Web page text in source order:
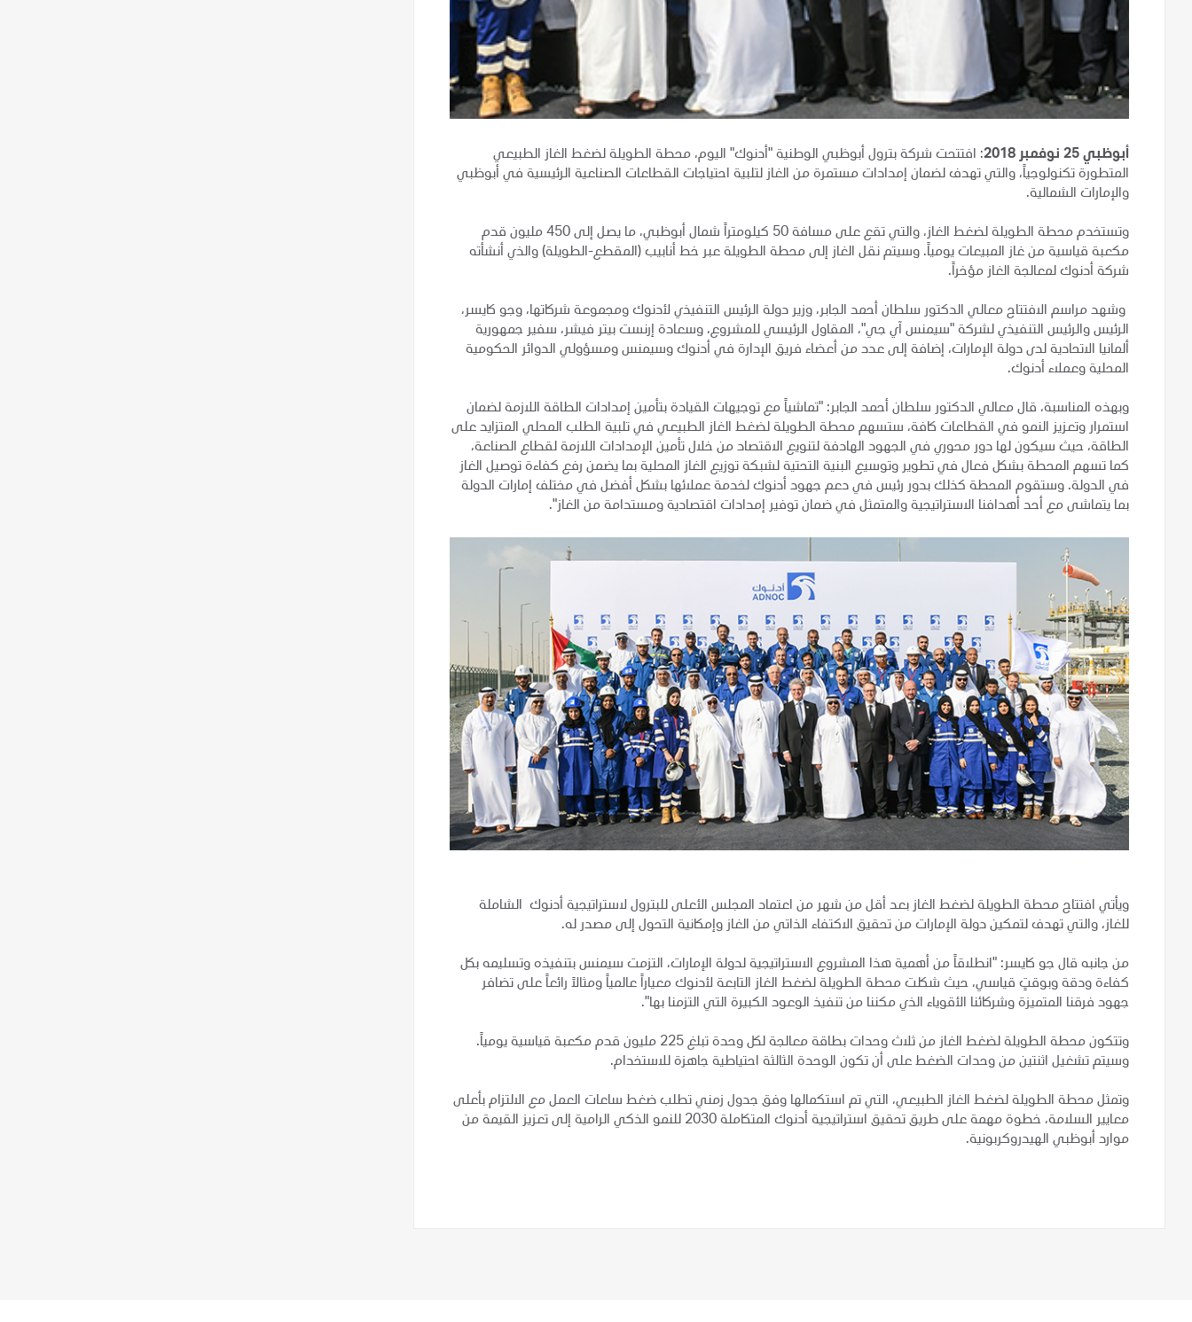
أبوظبي 25 نوفمبر 2018
: افتتحت شركة بترول أبوظبي الوطنية "أدنوك" اليوم، محطة الطويلة لضغط الغاز الطبيعي
المتطورة تكنولوجياً، والتي تهدف لضمان إمدادات مستمرة من الغاز لتلبية احتياجات القطاعات الصناعية الرئيسية في أبوظبي
والإمارات الشمالية.
وتستخدم محطة الطويلة لضغط الغاز، والتي تقع على مسافة 50 كيلومتراً شمال أبوظبي، ما يصل إلى 450 مليون قدم
مكعبة قياسية من غاز المبيعات يومياً. وسيتم نقل الغاز إلى محطة الطويلة عبر خط أنابيب (المقطع-الطويلة) والذي أنشأته
شركة أدنوك لمعالجة الغاز مؤخراً.
وشهد مراسم الافتتاح معالي الدكتور سلطان أحمد الجابر، وزير دولة الرئيس التنفيذي لأدنوك ومجموعة شركاتها، وجو كايسر،
الرئيس والرئيس التنفيذي لشركة "سيمنس آي جي"، المقاول الرئيسي للمشروع، وسعادة إرنست بيتر فيشر، سفير جمهورية
ألمانيا الاتحادية لدى دولة الإمارات، إضافة إلى عدد من أعضاء فريق الإدارة في أدنوك وسيمنس ومسؤولي الدوائر الحكومية
المحلية وعملاء أدنوك.
وبهذه المناسبة، قال معالي الدكتور سلطان أحمد الجابر: "تماشياً مع توجيهات القيادة بتأمين إمدادات الطاقة اللازمة لضمان
استمرار وتعزيز النمو في القطاعات كافة، ستسهم محطة الطويلة لضغط الغاز الطبيعي في تلبية الطلب المحلي المتزايد على
الطاقة، حيث سيكون لها دور محوري في الجهود الهادفة لتنويع الاقتصاد من خلال تأمين الإمدادات اللازمة لقطاع الصناعة،
كما تسهم المحطة بشكل فعال في تطوير وتوسيع البنية التحتية لشبكة توزيع الغاز المحلية بما يضمن رفع كفاءة توصيل الغاز
في الدولة. وستقوم المحطة كذلك بدور رئيس في دعم جهود أدنوك لخدمة عملائها بشكل أفضل في مختلف إمارات الدولة
بما يتماشى مع أحد أهدافنا الاستراتيجية والمتمثل في ضمان توفير إمدادات اقتصادية ومستدامة من الغاز".
ويأتي افتتاح محطة الطويلة لضغط الغاز بعد أقل من شهر من اعتماد المجلس الأعلى للبترول لاستراتيجية أدنوك الشاملة
للغاز، والتي تهدف لتمكين دولة الإمارات من تحقيق الاكتفاء الذاتي من الغاز وإمكانية التحول إلى مصدر له.
من جانبه قال جو كايسر: "انطلاقاً من أهمية هذا المشروع الاستراتيجية لدولة الإمارات، التزمت سيمنس بتنفيذه وتسليمه بكل
كفاءة ودقة وبوقتٍ قياسي، حيث شكلت محطة الطويلة لضغط الغاز التابعة لأدنوك معياراً عالمياً ومثالاً رائعاً على تضافر
جهود فرقنا المتميزة وشركائنا الأقوياء الذي مكننا من تنفيذ الوعود الكبيرة التي التزمنا بها".
وتتكون محطة الطويلة لضغط الغاز من ثلاث وحدات بطاقة معالجة لكل وحدة تبلغ 225 مليون قدم مكعبة قياسية يومياً.
وسيتم تشغيل اثنتين من وحدات الضغط على أن تكون الوحدة الثالثة احتياطية جاهزة للاستخدام.
وتمثل محطة الطويلة لضغط الغاز الطبيعي، التي تم استكمالها وفق جدول زمني تطلب ضغط ساعات العمل مع الالتزام بأعلى
معايير السلامة، خطوة مهمة على طريق تحقيق استراتيجية أدنوك المتكاملة 2030 للنمو الذكي الرامية إلى تعزيز القيمة من
موارد أبوظبي الهيدروكربونية.